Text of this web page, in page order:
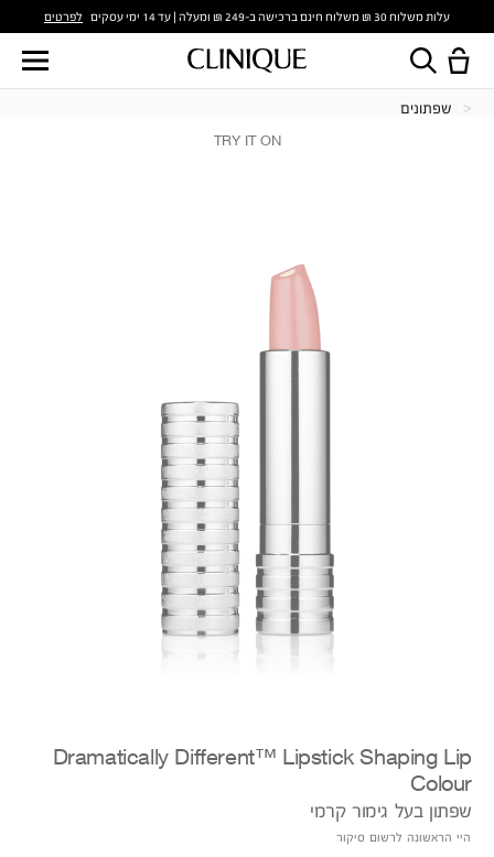
עלות משלוח 30 ₪ משלוח חינם ברכישה ב-249 ₪ ומעלה | עד 14 ימי עסקים לפרטים
שפתונים
TRY IT ON
Dramatically Different™ Lipstick Shaping Lip
Colour
שפתון בעל גימור קרמי
היי הראשונה לרשום סיקור